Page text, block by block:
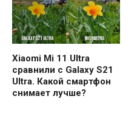
Xiaomi Mi 11 Ultra
сравнили с Galaxy S21
Ultra. Какой смартфон
снимает лучше?